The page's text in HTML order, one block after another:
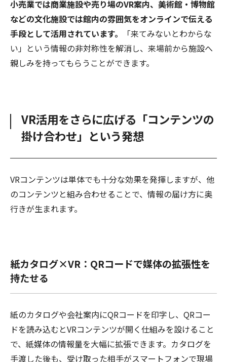
小売業では商業施設や売り場のVR案内、美術館・博物館
などの文化施設では館内の雰囲気をオンラインで伝える
手段として活用されています。
「来てみないとわからな
い」という情報の非対称性を解消し、来場前から施設へ
親しみを持ってもらうことができます。
VR活用をさらに広げる「コンテンツの
掛け合わせ」という発想
VRコンテンツは単体でも十分な効果を発揮しますが、他
のコンテンツと組み合わせることで、情報の届け方に奥
行きが生まれます。
紙カタログ×VR：QRコードで媒体の拡張性を
持たせる
紙のカタログや会社案内にQRコードを印字し、QRコー
ドを読み込むとVRコンテンツが開く仕組みを設けること
で、紙媒体の情報量を大幅に拡張できます。カタログを
手渡した後も、受け取った相手がスマートフォンで現場